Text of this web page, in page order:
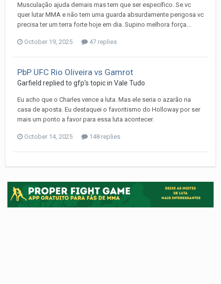
Musculação ajuda demais mas tem que ser específico. Se vc
quer lutar MMA e não tem uma guarda absurdamente perigosa vc
precisa ter um terra forte hoje em dia. Supino melhora força...
October 19, 2025 47 replies
PbP UFC Rio Oliveira vs Gamrot
Garfield replied to gfp's topic in Vale Tudo
Eu acho que o Charles vence a luta. Mas ele seria o azarão na
casa de aposta. Eu destaquei o favoritismo do Holloway por ser
mais um ponto a favor para essa luta acontecer.
October 14, 2025 148 replies